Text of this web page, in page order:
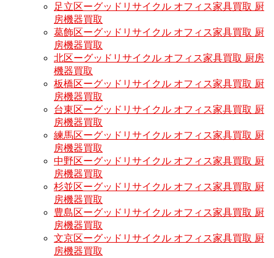
足立区ーグッドリサイクル オフィス家具買取 厨
房機器買取
葛飾区ーグッドリサイクル オフィス家具買取 厨
房機器買取
北区ーグッドリサイクル オフィス家具買取 厨房
機器買取
板橋区ーグッドリサイクル オフィス家具買取 厨
房機器買取
台東区ーグッドリサイクル オフィス家具買取 厨
房機器買取
練馬区ーグッドリサイクル オフィス家具買取 厨
房機器買取
中野区ーグッドリサイクル オフィス家具買取 厨
房機器買取
杉並区ーグッドリサイクル オフィス家具買取 厨
房機器買取
豊島区ーグッドリサイクル オフィス家具買取 厨
房機器買取
文京区ーグッドリサイクル オフィス家具買取 厨
房機器買取